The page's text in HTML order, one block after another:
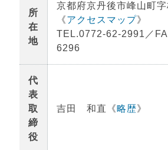
所
在
地
京都府京丹後市峰山町
《アクセスマップ》
TEL.0772-62-2991／
6296
代
表
取
締
役
吉田 和直《略歴》